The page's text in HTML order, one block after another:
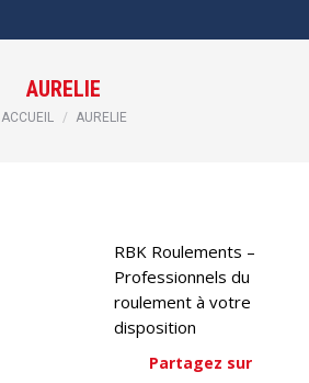
AURELIE
Vous êtes ici :
ACCUEIL AURELIE
RBK Roulements –
Professionnels du
roulement à votre
disposition
Partagez sur